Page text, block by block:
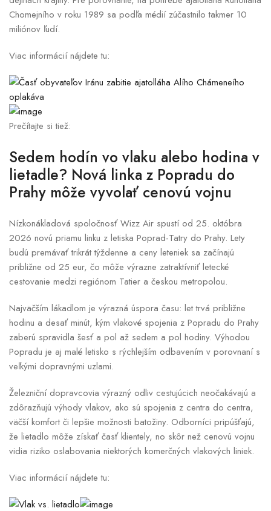
Chomejního v roku 1989 sa podľa médií zúčastnilo takmer 10
miliónov ľudí.
Viac informácií nájdete tu:
Prečítajte si tiež:
Sedem hodín vo vlaku alebo hodina v
lietadle? Nová linka z Popradu do
Prahy môže vyvolať cenovú vojnu
Nízkonákladová spoločnosť Wizz Air spustí od 25. októbra
2026 novú priamu linku z letiska Poprad-Tatry do Prahy. Lety
budú premávať trikrát týždenne a ceny leteniek sa začínajú
približne od 25 eur, čo môže výrazne zatraktívniť letecké
cestovanie medzi regiónom Tatier a českou metropolou.
Najväčším lákadlom je výrazná úspora času: let trvá približne
hodinu a desať minút, kým vlakové spojenia z Popradu do Prahy
zaberú spravidla šesť a pol až sedem a pol hodiny. Výhodou
Popradu je aj malé letisko s rýchlejším odbavením v porovnaní s
veľkými dopravnými uzlami.
Železniční dopravcovia výrazný odliv cestujúcich neočakávajú a
zdôrazňujú výhody vlakov, ako sú spojenia z centra do centra,
väčší komfort či lepšie možnosti batožiny. Odborníci pripúšťajú,
že lietadlo môže získať časť klientely, no skôr než cenovú vojnu
vidia riziko oslabovania niektorých komerčných vlakových liniek.
Viac informácií nájdete tu: